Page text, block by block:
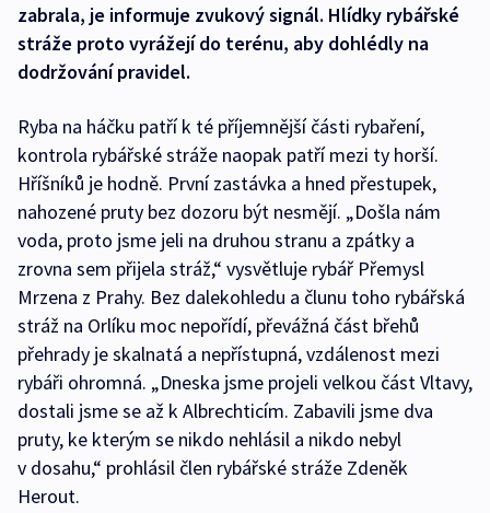
zabrala, je informuje zvukový signál. Hlídky rybářské
stráže proto vyrážejí do terénu, aby dohlédly na
dodržování pravidel.
Ryba na háčku patří k té příjemnější části rybaření,
kontrola rybářské stráže naopak patří mezi ty horší.
Hříšníků je hodně. První zastávka a hned přestupek,
nahozené pruty bez dozoru být nesmějí. „Došla nám
voda, proto jsme jeli na druhou stranu a zpátky a
zrovna sem přijela stráž,“ vysvětluje rybář Přemysl
Mrzena z Prahy. Bez dalekohledu a člunu toho rybářská
stráž na Orlíku moc nepořídí, převážná část břehů
přehrady je skalnatá a nepřístupná, vzdálenost mezi
rybáři ohromná. „Dneska jsme projeli velkou část Vltavy,
dostali jsme se až k Albrechticím. Zabavili jsme dva
pruty, ke kterým se nikdo nehlásil a nikdo nebyl
v dosahu,“ prohlásil člen rybářské stráže Zdeněk
Herout.